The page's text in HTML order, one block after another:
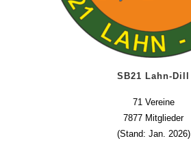
SB21 Lahn-Dill
71 Vereine
7877 Mitglieder
(Stand: Jan. 2026)